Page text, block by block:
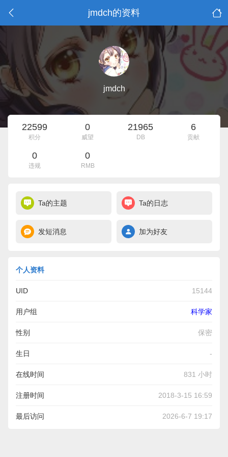
jmdch的资料
jmdch
22599
积分
0
威望
21965
DB
6
贡献
0
违规
0
RMB
Ta的主题 Ta的日志
发短消息 加为好友
个人资料
UID 15144
用户组 科学家
性别 保密
生日 -
在线时间 831 小时
注册时间 2018-3-15 16:59
最后访问 2026-6-7 19:17